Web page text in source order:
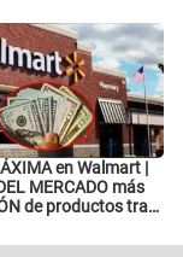
en Walmart |
MERCADO más
de productos tras
GRAVES en